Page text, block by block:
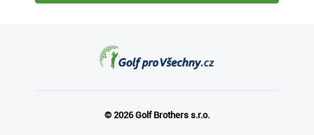
© 2026 Golf Brothers s.r.o.